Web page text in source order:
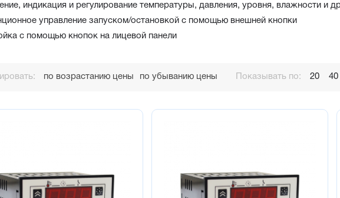
индикация и регулирование температуры, давления, уровня, влажности и
управление запуском/остановкой с помощью внешней кнопки
с помощью кнопок на лицевой панели
по возрастанию цены по убыванию цены Показывать по: 20 40